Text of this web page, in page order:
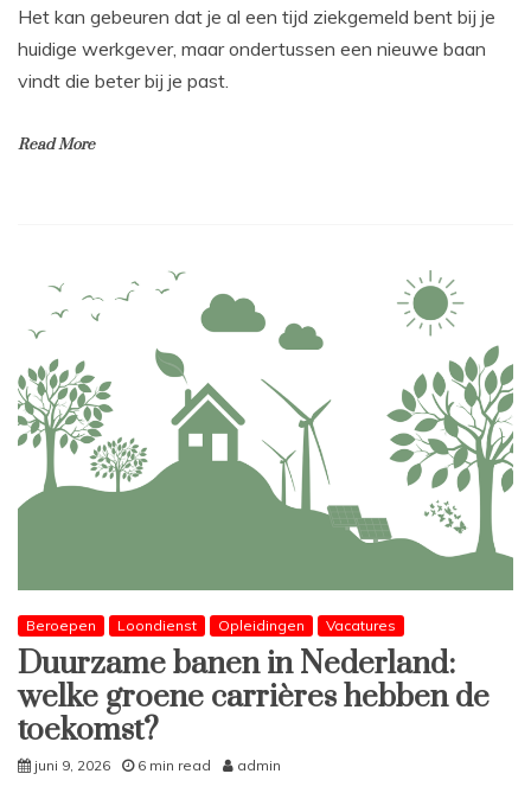
Het kan gebeuren dat je al een tijd ziekgemeld bent bij je
huidige werkgever, maar ondertussen een nieuwe baan
vindt die beter bij je past.
Read More
Beroepen Loondienst Opleidingen Vacatures
Duurzame banen in Nederland:
welke groene carrières hebben de
toekomst?
juni 9, 2026 6 min read admin